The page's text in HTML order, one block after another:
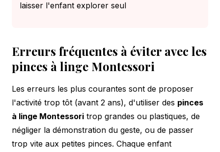
laisser l'enfant explorer seul
Erreurs fréquentes à éviter avec les
pinces à linge Montessori
Les erreurs les plus courantes sont de proposer
l'activité trop tôt (avant 2 ans), d'utiliser des pinces
à linge Montessori trop grandes ou plastiques, de
négliger la démonstration du geste, ou de passer
trop vite aux petites pinces. Chaque enfant